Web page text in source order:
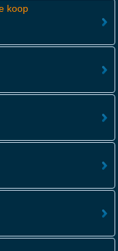
koop